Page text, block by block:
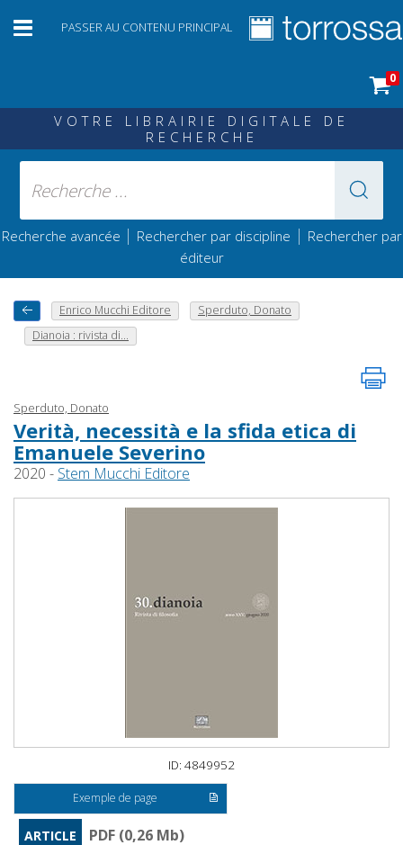
PASSER AU CONTENU PRINCIPAL
0
VOTRE LIBRAIRIE DIGITALE DE
RECHERCHE
Recherche avancée | Rechercher par discipline | Rechercher par
éditeur
Enrico Mucchi Editore
Sperduto, Donato
Dianoia : rivista di...
Sperduto, Donato
Verità, necessità e la sfida etica di
Emanuele Severino
2020 - Stem Mucchi Editore
ID: 4849952
Exemple de page
ARTICLE
PDF (0,26 Mb)